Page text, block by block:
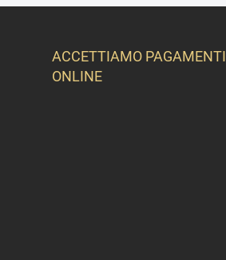
ACCETTIAMO PAGAMENTI
ONLINE